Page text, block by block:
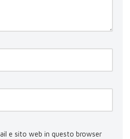
e sito web in questo browser